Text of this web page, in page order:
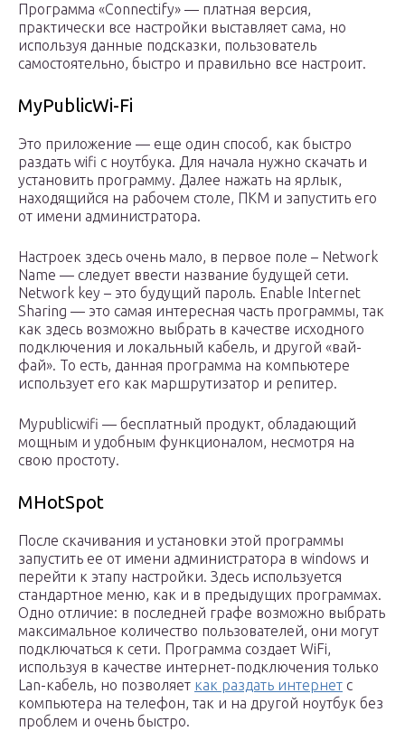
Программа «Connectify» — платная версия,
практически все настройки выставляет сама, но
используя данные подсказки, пользователь
самостоятельно, быстро и правильно все настроит.
MyPublicWi-Fi
Это приложение — еще один способ, как быстро
раздать wifi с ноутбука. Для начала нужно скачать и
установить программу. Далее нажать на ярлык,
находящийся на рабочем столе, ПКМ и запустить его
от имени администратора.
Настроек здесь очень мало, в первое поле – Network
Name — следует ввести название будущей сети.
Network key – это будущий пароль. Enable Internet
Sharing — это самая интересная часть программы, так
как здесь возможно выбрать в качестве исходного
подключения и локальный кабель, и другой «вай-
фай». То есть, данная программа на компьютере
использует его как маршрутизатор и репитер.
Mypublicwifi — бесплатный продукт, обладающий
мощным и удобным функционалом, несмотря на
свою простоту.
MHotSpot
После скачивания и установки этой программы
запустить ее от имени администратора в windows и
перейти к этапу настройки. Здесь используется
стандартное меню, как и в предыдущих программах.
Одно отличие: в последней графе возможно выбрать
максимальное количество пользователей, они могут
подключаться к сети. Программа создает WiFi,
используя в качестве интернет-подключения только
Lan-кабель, но позволяет как раздать интернет с
компьютера на телефон, так и на другой ноутбук без
проблем и очень быстро.